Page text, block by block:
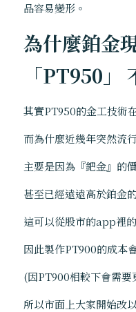
品容易變形。
為什麼鉑金
「PT950」
其實PT950的金工技術
而為什麼近幾年突然流
主要是因為『鈀金』的
甚至已經遠遠高於鉑金
這可以從股市的app裡
因此製作PT900的成本
(因PT900相較下會需要
所以市面上大家開始改